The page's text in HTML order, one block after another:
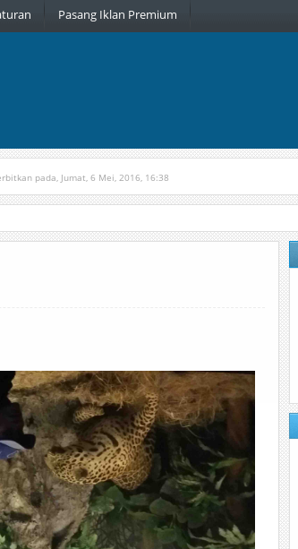
Pasang Iklan Premium
pada, Jumat, 6 Mei, 2016, 16:38
16 Februari, 2017, 21:34